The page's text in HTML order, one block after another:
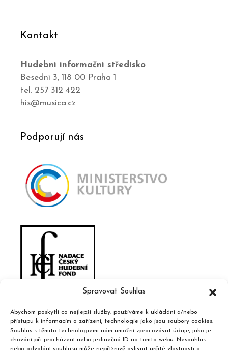
Spravovat Souhlas
Abychom poskytli co nejlepší služby, používáme k ukládání a/nebo
přístupu k informacím o zařízení, technologie jako jsou soubory cookies.
Souhlas s těmito technologiemi nám umožní zpracovávat údaje, jako je
chování při procházení nebo jedinečná ID na tomto webu. Nesouhlas
nebo odvolání souhlasu může nepříznivě ovlivnit určité vlastnosti a
Kontakt
Hudební informační středisko
Besední 3, 118 00 Praha 1
tel. 257 312 422
his@musica.cz
Podporují nás